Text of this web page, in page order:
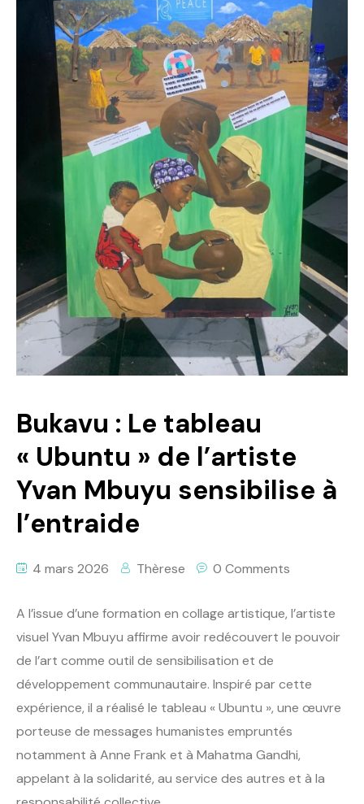
Politique
Technologies
Entreprenariat
Bukavu : Le tableau
« Ubuntu » de l’artiste
Yvan Mbuyu sensibilise à
l’entraide
4 mars 2026 Thèrese 0 Comments
A l’issue d’une formation en collage artistique, l’artiste
visuel Yvan Mbuyu affirme avoir redécouvert le pouvoir
de l’art comme outil de sensibilisation et de
développement communautaire. Inspiré par cette
expérience, il a réalisé le tableau « Ubuntu », une œuvre
porteuse de messages humanistes empruntés
notamment à Anne Frank et à Mahatma Gandhi,
appelant à la solidarité, au service des autres et à la